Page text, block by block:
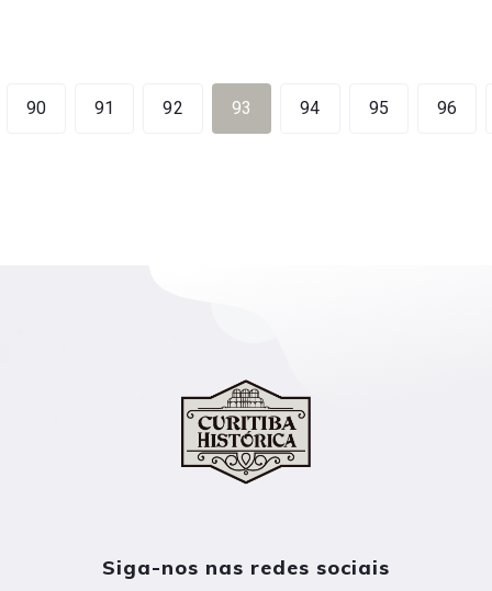
90 91 92 93 94 95 96
Siga-nos nas redes sociais